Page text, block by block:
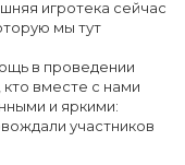
игротека сейчас
мы тут
в проведении
вместе с нами
и яркими:
участников